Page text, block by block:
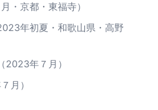
・京都・東福寺）
年初夏・和歌山県・高野
2023年７月）
月）